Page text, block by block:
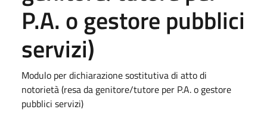
P.A. o gestore pubblici
servizi)
Modulo per dichiarazione sostitutiva di atto di
notorietà (resa da genitore/tutore per P.A. o gestore
pubblici servizi)